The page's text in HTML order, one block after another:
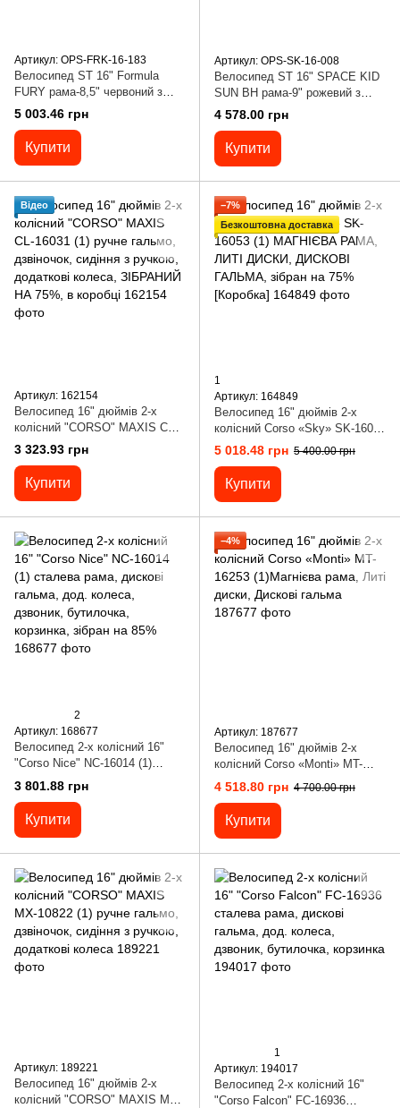
Артикул: OPS-FRK-16-183
Велосипед ST 16" Formula
FURY рама-8,5" червоний з
жовтим та синім з крилом Pl
5 003.46 грн
Купити
Артикул: OPS-SK-16-008
Велосипед ST 16" SPACE KID
SUN BH рама-9" рожевий з
корзиною Pl з крилом St 2024
4 578.00 грн
Купити
Відео
Артикул: 162154
Велосипед 16" дюймів 2-х
колісний "CORSO" MAXIS CL-
16031 (1) ручне гальмо,
дзвіночок, сидіння з ручкою,
додаткові колеса, ЗІБРАНИЙ
НА 75%, в коробці
3 323.93 грн
Купити
−7%
Безкоштовна доставка
1
Артикул: 164849
Велосипед 16" дюймів 2-х
колісний Corso «Sky» SK-16053
(1) МАГНІЄВА РАМА, ЛИТІ
ДИСКИ, ДИСКОВІ ГАЛЬМА,
зібран на 75% [Коробка]
5 018.48 грн 5 400.00 грн
Купити
2
Артикул: 168677
Велосипед 2-х колісний 16"
"Corso Nice" NC-16014 (1)
сталева рама, дискові гальма,
дод. колеса, дзвоник,
бутилочка, корзинка, зібран на
85%
3 801.88 грн
Купити
−4%
Артикул: 187677
Велосипед 16" дюймів 2-х
колісний Corso «Monti» MT-
16253 (1)Магнієва рама, Литі
диски, Дискові гальма
4 518.80 грн 4 700.00 грн
Купити
Артикул: 189221
Велосипед 16" дюймів 2-х
колісний "CORSO" MAXIS MX-
1
Артикул: 194017
Велосипед 2-х колісний 16"
"Corso Falcon" FC-16936